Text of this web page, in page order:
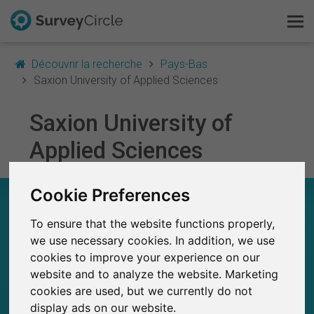
Cookie Preferences
To ensure that the website functions properly,
we use necessary cookies. In addition, we use
cookies to improve your experience on our
website and to analyze the website. Marketing
cookies are used, but we currently do not
display ads on our website.
Découvrir la recherche
Pays-Bas
Saxion University of Applied Sciences
Saxion University of
Applied Sciences
SAXION UNIVERSITY OF APPLIED SCIENCES –
0
Études publiées jusqu'à présent sur
SurveyCircle
0
Études récemment publiées sur
SurveyCircle
C'est SurveyCircle
Survey Ranking
Explorer la recherche
FAQ
S'inscrire gratuitement
S'inscrire